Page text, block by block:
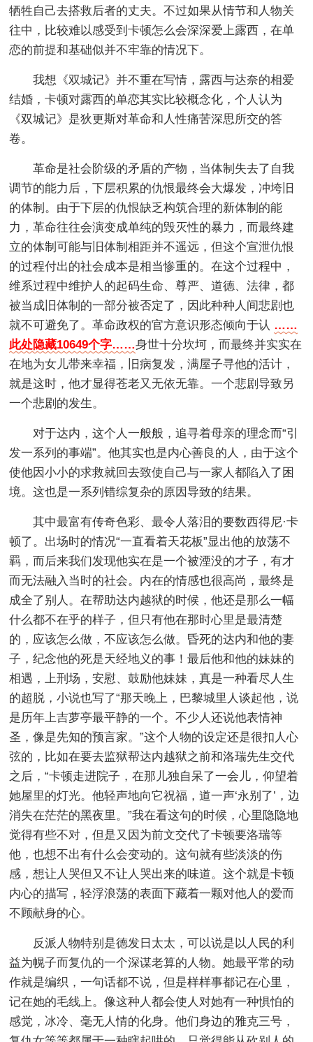
牺牲自己去搭救后者的丈夫。不过如果从情节和人物关
往中，比较难以感受到卡顿怎么会深深爱上露西，在单
恋的前提和基础似并不牢靠的情况下。
我想《双城记》并不重在写情，露西与达奈的相爱
结婚，卡顿对露西的单恋其实比较概念化，个人认为
《双城记》是狄更斯对革命和人性痛苦深思所交的答
卷。
革命是社会阶级的矛盾的产物，当体制失去了自我
调节的能力后，下层积累的仇恨最终会大爆发，冲垮旧
的体制。由于下层的仇恨缺乏构筑合理的新体制的能
力，革命往往会演变成单纯的毁灭性的暴力，而最终建
立的体制可能与旧体制相距并不遥远，但这个宣泄仇恨
的过程付出的社会成本是相当惨重的。在这个过程中，
维系过程中维护人的起码生命、尊严、道德、法律，都
被当成旧体制的一部分被否定了，因此种种人间悲剧也
就不可避免了。革命政权的官方意识形态倾向于认 ……
此处隐藏10649个字……身世十分坎坷，而最终并实实在
在地为女儿带来幸福，旧病复发，满屋子寻他的活计，
就是这时，他才显得苍老又无依无靠。一个悲剧导致另
一个悲剧的发生。
对于达内，这个人一般般，追寻着母亲的理念而“引
发一系列的事端”。他其实也是内心善良的人，由于这个
使他因小小的求救就回去致使自己与一家人都陷入了困
境。这也是一系列错综复杂的原因导致的结果。
其中最富有传奇色彩、最令人落泪的要数西得尼·卡
顿了。出场时的情况“一直看着天花板”显出他的放荡不
羁，而后来我们发现他实在是一个被湮没的才子，有才
而无法融入当时的社会。内在的情感也很高尚，最终是
成全了别人。在帮助达内越狱的时候，他还是那么一幅
什么都不在乎的样子，但只有他在那时心里是最清楚
的，应该怎么做，不应该怎么做。昏死的达内和他的妻
子，纪念他的死是天经地义的事！最后他和他的妹妹的
相遇，上刑场，安慰、鼓励他妹妹，真是一种看尽人生
的超脱，小说也写了“那天晚上，巴黎城里人谈起他，说
是历年上吉萝亭最平静的一个。不少人还说他表情神
圣，像是先知的预言家。”这个人物的设定还是很扣人心
弦的，比如在要去监狱帮达内越狱之前和洛瑞先生交代
之后，“卡顿走进院子，在那儿独自呆了一会儿，仰望着
她屋里的灯光。他轻声地向它祝福，道一声‘永别了’，边
消失在茫茫的黑夜里。”我在看这句的时候，心里隐隐地
觉得有些不对，但是又因为前文交代了卡顿要洛瑞等
他，也想不出有什么会变动的。这句就有些淡淡的伤
感，想让人哭但又不让人哭出来的味道。这个就是卡顿
内心的描写，轻浮浪荡的表面下藏着一颗对他人的爱而
不顾献身的心。
反派人物特别是德发日太太，可以说是以人民的利
益为幌子而复仇的一个深谋老算的人物。她最平常的动
作就是编织，一句话都不说，但是样样事都记在心里，
记在她的毛线上。像这种人都会使人对她有一种惧怕的
感觉，冰冷、毫无人情的化身。他们身边的雅克三号，